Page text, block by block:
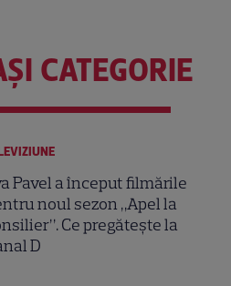
CATEGORIE
Pavel a început filmările
noul sezon „Apel la
Ce pregătește la
D